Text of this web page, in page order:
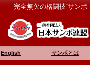
完全無欠の格闘技“サンボ”
English サンボとは